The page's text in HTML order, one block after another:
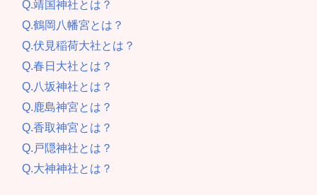
Q.靖国神社とは？
Q.鶴岡八幡宮とは？
Q.伏見稲荷大社とは？
Q.春日大社とは？
Q.八坂神社とは？
Q.鹿島神宮とは？
Q.香取神宮とは？
Q.戸隠神社とは？
Q.大神神社とは？